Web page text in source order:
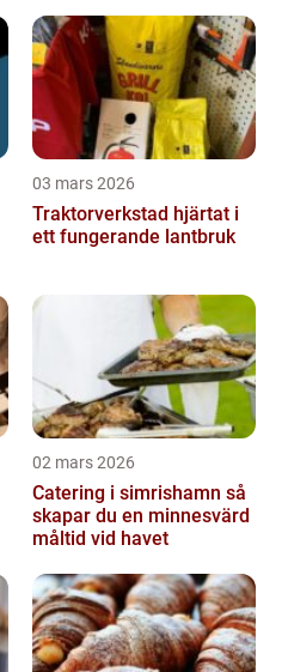
03 mars 2026
Traktorverkstad hjärtat i
ett fungerande lantbruk
02 mars 2026
Catering i simrishamn så
skapar du en minnesvärd
måltid vid havet